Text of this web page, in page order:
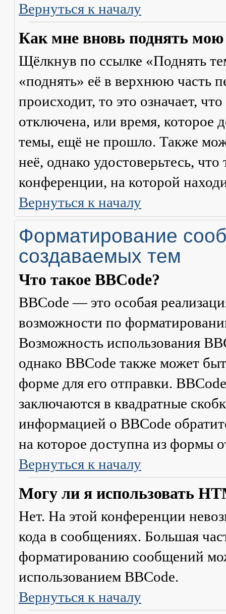
Вернуться к началу
Как мне вновь поднять мою
Щёлкнув по ссылке «Поднять
«поднять» её в верхнюю часть
происходит, то это означает,
отключена, или время, которое
темы, ещё не прошло. Также
неё, однако удостоверьтесь,
конференции, на которой
Вернуться к началу
Форматирование
создаваемых тем
Что такое BBCode?
BBCode — это особая
возможности по
Возможность использования
однако BBCode также может
форме для его отправки.
заключаются в квадратные
информацией о BBCode
на которое доступна из формы
Вернуться к началу
Могу ли я использовать
Нет. На этой конференции
кода в сообщениях. Большая
форматированию сообщений
использованием BBCode.
Вернуться к началу